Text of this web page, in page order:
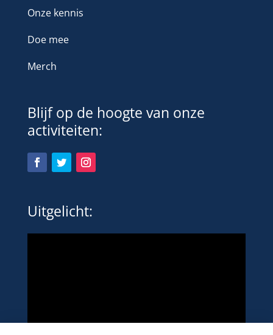
Onze kennis
Doe mee
Merch
Blijf op de hoogte van onze
activiteiten:
Uitgelicht: